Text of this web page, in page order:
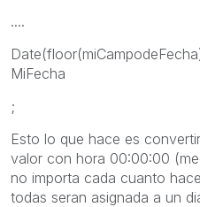
....
MiFecha
;
Esto lo que hace es
valor con hora 00:00:00
no importa cada cuanto
todas seran asignada a un